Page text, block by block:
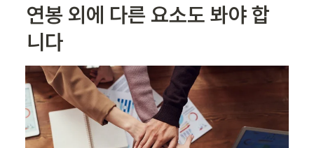
연봉 외에 다른 요소도 봐야 합
니다